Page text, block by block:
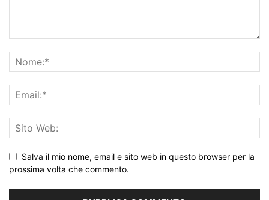
Salva il mio nome, email e sito web in questo browser per la
prossima volta che commento.